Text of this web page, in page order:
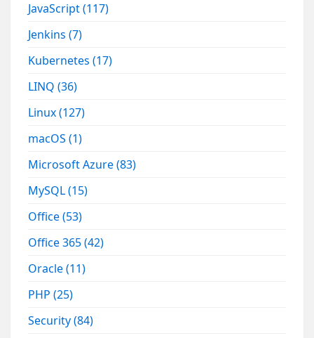
JavaScript(117)
Jenkins(7)
Kubernetes(17)
LINQ(36)
Linux(127)
macOS(1)
Microsoft Azure(83)
MySQL(15)
Office(53)
Office 365(42)
Oracle(11)
PHP(25)
Security(84)